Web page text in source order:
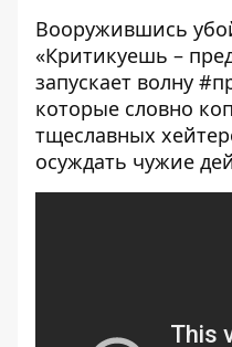
Вооружившись
«Критикуешь –
запускает волну
которые словно
тщеславных
осуждать чужие